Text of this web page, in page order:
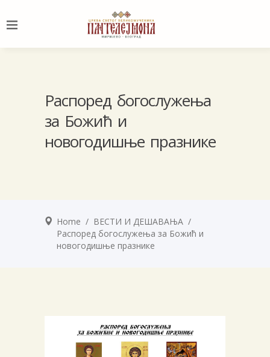
Распоред богослужења
за Божић и
новогодишње празнике
Home / ВЕСТИ И ДЕШАВАЊА /
Распоред богослужења за Божић и
новогодишње празнике